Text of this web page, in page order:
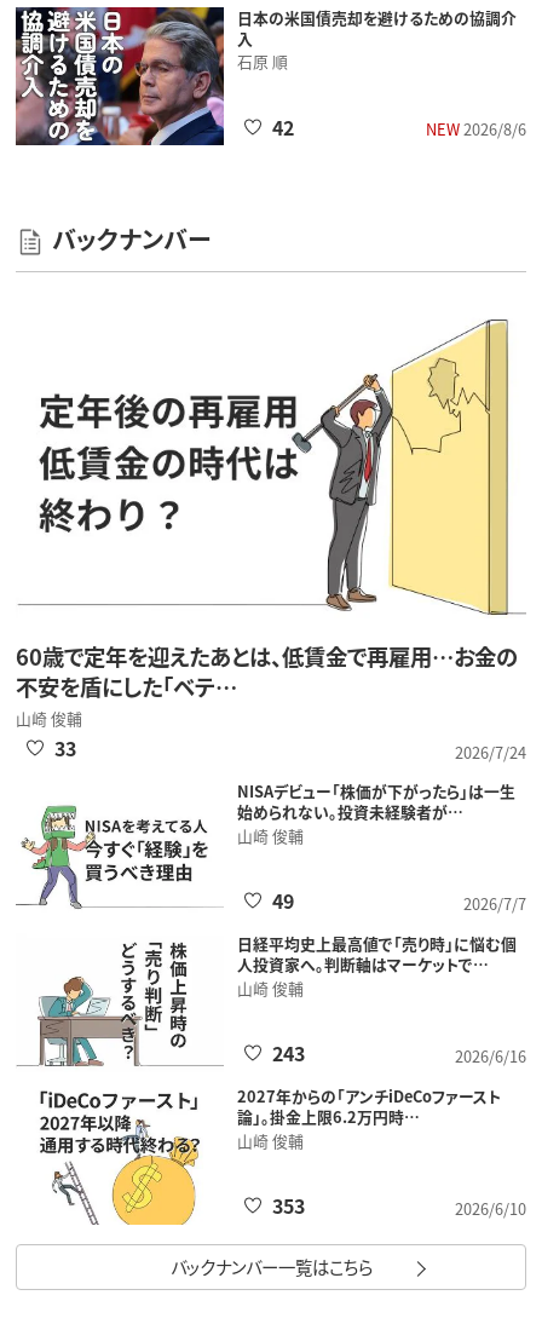
日本の米国債売却を避けるための協調介
入
石原 順
NEW2026/8/6
42
バックナンバー
60歳で定年を迎えたあとは、低賃金で再雇用…お金の
不安を盾にした「ベテ…
山崎 俊輔
2026/7/24
33
NISAデビュー「株価が下がったら」は一生
始められない。投資未経験者が…
山崎 俊輔
2026/7/7
49
日経平均史上最高値で「売り時」に悩む個
人投資家へ。判断軸はマーケットで…
山崎 俊輔
2026/6/16
243
2027年からの「アンチiDeCoファースト
論」。掛金上限6.2万円時…
山崎 俊輔
2026/6/10
353
バックナンバー一覧はこちら